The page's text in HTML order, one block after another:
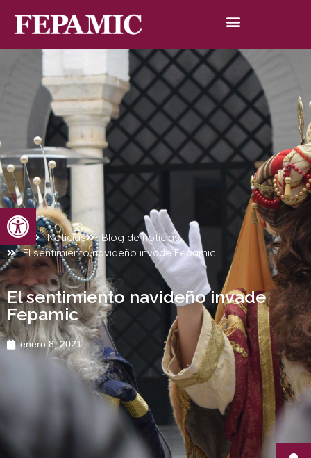
Abrir barra de herramientas
Inicio Noticias
Blog de noticias
El sentimiento navideño invade Fepamic
El sentimiento navideño invade
Fepamic
enero 8, 2021